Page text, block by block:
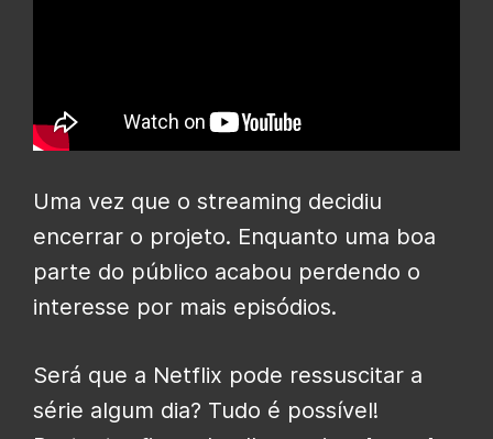
Uma vez que o streaming decidiu
encerrar o projeto. Enquanto uma boa
parte do público acabou perdendo o
interesse por mais episódios.
Será que a Netflix pode ressuscitar a
série algum dia? Tudo é possível!